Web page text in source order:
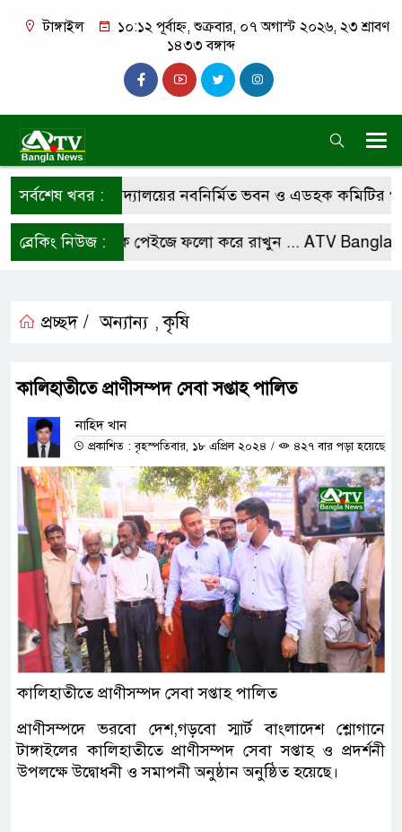
টাঙ্গাইল
১০:১২ পূর্বাহ্ন, শুক্রবার, ০৭ অগাস্ট ২০২৬, ২৩ শ্রাবণ
১৪৩৩ বঙ্গাব্দ
সর্বশেষ খবর :
চারান উচ্চ বিদ্যালয়ের নবনির্মিত ভবন ও এডহক কমিটির
ব্রেকিং নিউজ :ফেসবুক পেইজে ফলো করে রাখুন ...ATV Bangla
প্রচ্ছদ / অন্যান্য ,কৃষি
কালিহাতীতে প্রাণীসম্পদ সেবা সপ্তাহ পালিত
নাহিদ খান
প্রকাশিত : বৃহস্পতিবার, ১৮ এপ্রিল ২০২৪ / ৪২৭ বার পড়া হয়েছে
কালিহাতীতে প্রাণীসম্পদ সেবা সপ্তাহ পালিত
প্রাণীসম্পদে ভরবো দেশ,গড়বো স্মার্ট বাংলাদেশ শ্লোগানে
টাঙ্গাইলের কালিহাতীতে প্রাণীসম্পদ সেবা সপ্তাহ ও প্রদর্শনী
উপলক্ষে উদ্বোধনী ও সমাপনী অনুষ্ঠান অনুষ্ঠিত হয়েছে।